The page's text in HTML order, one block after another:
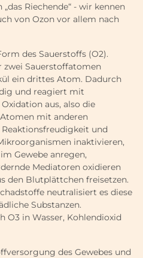
„das Riechende“ - wir kennen
von Ozon vor allem nach
des Sauerstoffs (O2).
zwei Sauerstoffatomen
ein drittes Atom. Dadurch
und reagiert mit
aus, also die
mit anderen
und
inaktivieren,
Gewebe anregen,
Mediatoren oxidieren
den Blutplättchen freisetzen.
neutralisiert es diese
Substanzen.
O3 in Wasser, Kohlendioxid
des Gewebes und